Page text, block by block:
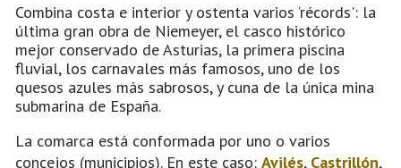
Combina costa e interior y ostenta varios ‘récords': la
última gran obra de Niemeyer, el casco histórico
mejor conservado de Asturias, la primera piscina
fluvial, los carnavales más famosos, uno de los
quesos azules más sabrosos, y cuna de la única mina
submarina de España.
La comarca está conformada por uno o varios
concejos (municipios). En este caso: Avilés, Castrillón,